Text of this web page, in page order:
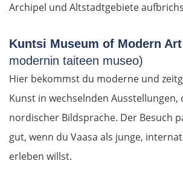
Archipel und Altstadtgebiete
Kuntsi Museum of Modern Art
modernin taiteen museo)
Hier bekommst du moderne und
Kunst in wechselnden
nordischer Bildsprache. Der Besuch
gut, wenn du Vaasa als junge,
erleben willst.
Asprovalta
Katerini
Elassona